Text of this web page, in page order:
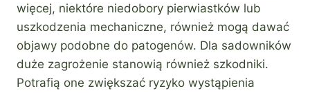
więcej, niektóre niedobory pierwiastków lub
uszkodzenia mechaniczne, również mogą dawać
objawy podobne do patogenów. Dla sadowników
duże zagrożenie stanowią również szkodniki.
Potrafią one zwiększać ryzyko wystąpienia